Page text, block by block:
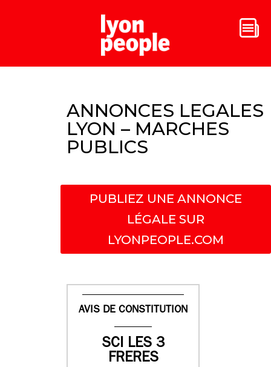
ANNONCES LEGALES
LYON – MARCHES
PUBLICS
PUBLIEZ UNE ANNONCE
LÉGALE SUR
LYONPEOPLE.COM
AVIS DE CONSTITUTION
SCI LES 3
FRERES